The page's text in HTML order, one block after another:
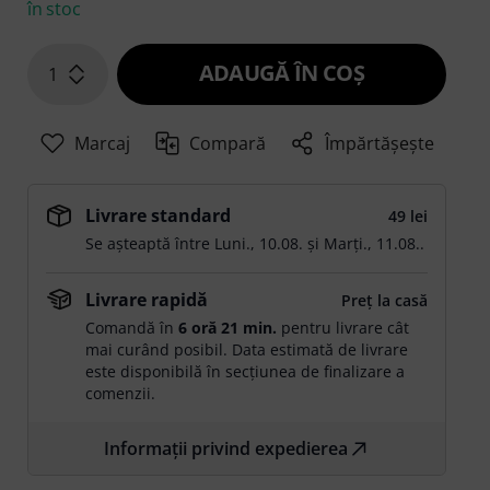
în stoc
1 ADAUGĂ ÎN COŞ
Marcaj Compară Împărtășește
Livrare standard
49 lei
Se așteaptă între Luni., 10.08. și Marți., 11.08..
Livrare rapidă
Preț la casă
Comandă în6 oră 21 min. pentru livrare cât
mai curând posibil. Data estimată de livrare
este disponibilă în secțiunea de finalizare a
comenzii.
Informații privind expedierea